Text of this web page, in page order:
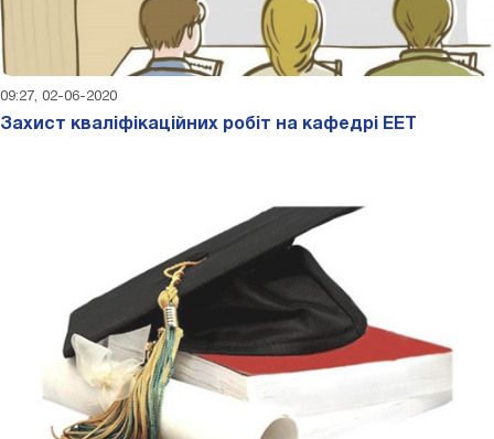
09:27, 02-06-2020
Захист кваліфікаційних робіт на кафедрі ЕЕТ